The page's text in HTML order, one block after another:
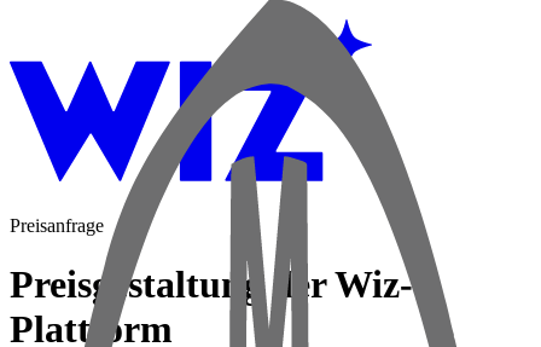
Preisanfrage
Preisgestaltung der Wiz-
Plattform